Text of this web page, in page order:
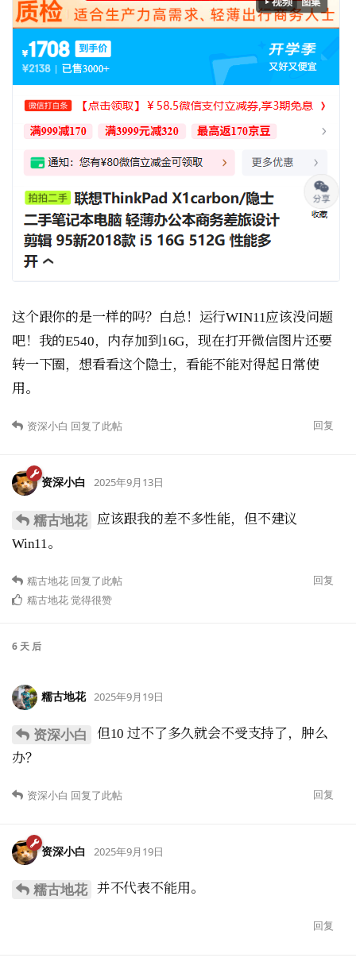
这个跟你的是一样的吗？白总！运行WIN11应该没问题
吧！我的E540，内存加到16G，现在打开微信图片还要
转一下圈，想看看这个隐士，看能不能对得起日常使
用。
回复
资深小白 回复了此帖
资深小白 2025年9月13日
糯古地花
应该跟我的差不多性能，但不建议
Win11。
回复
糯古地花 回复了此帖
糯古地花觉得很赞
6 天 后
糯古地花 2025年9月19日
资深小白
但10 过不了多久就会不受支持了，肿么
办？
回复
资深小白 回复了此帖
资深小白 2025年9月19日
糯古地花 并不代表不能用。
回复